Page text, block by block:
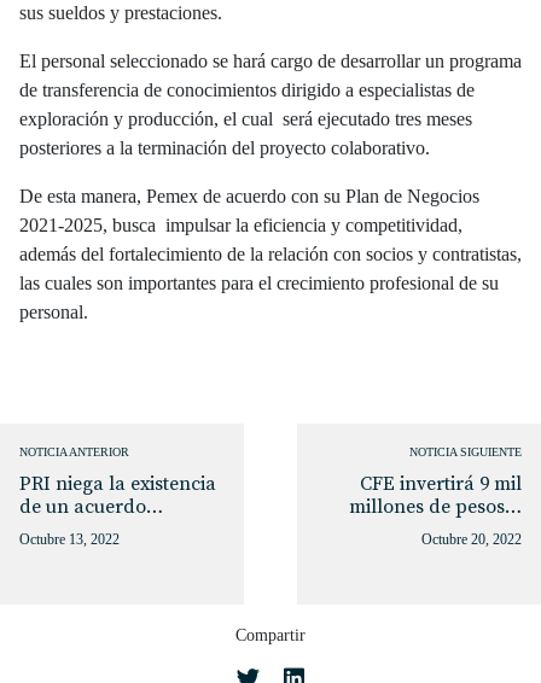
Compartir
sus sueldos y prestaciones.
El personal seleccionado se hará cargo de desarrollar un programa
de transferencia de conocimientos dirigido a especialistas de
exploración y producción, el cual será ejecutado tres meses
posteriores a la terminación del proyecto colaborativo.
De esta manera, Pemex de acuerdo con su Plan de Negocios
2021-2025, busca impulsar la eficiencia y competitividad,
además del fortalecimiento de la relación con socios y contratistas,
las cuales son importantes para el crecimiento profesional de su
personal.
NOTICIA ANTERIOR
PRI niega la existencia
de un acuerdo…
Octubre 13, 2022
NOTICIA SIGUIENTE
CFE invertirá 9 mil
millones de pesos…
Octubre 20, 2022